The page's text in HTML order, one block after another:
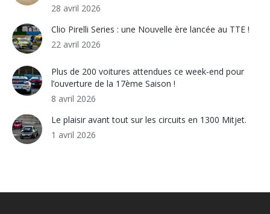
28 avril 2026
Clio Pirelli Series : une Nouvelle ère lancée au TTE !
22 avril 2026
Plus de 200 voitures attendues ce week-end pour
l’ouverture de la 17ème Saison !
8 avril 2026
Le plaisir avant tout sur les circuits en 1300 Mitjet.
1 avril 2026